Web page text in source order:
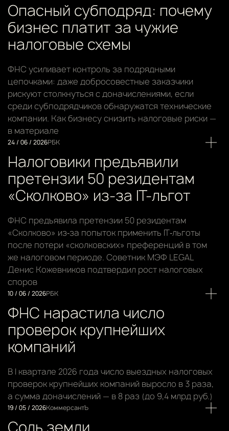
Опасный субподряд: почему
бизнес платит за чужие
налоговые схемы
ФНС усиливает контроль за подрядными
цепочками: даже добросовестные заказчики
рискуют столкнуться с доначислениями, если
среди субподрядчиков обнаружатся технические
компании. Как бизнесу снизить налоговые риски —
в материале
24 / 06 / 2026РБК
Налоговики предъявили
претензии 50 резидентам
«Сколково» из-за IT-льгот
ФНС предъявила претензии 50 резидентам
«Сколково» из‑за попыток применить IT‑льготы
после потери «сколковских» преференций в том
же налоговом периоде. Советник МЭФ LEGAL
Денис Кожевников подтвердил рост налоговых
споров
10 / 06 / 2026РБК
ФНС нарастила число
проверок крупнейших
компаний
В I квартале 2026 года число выездных налоговых
проверок крупнейших компаний выросло в 3 раза,
а сумма доначислений — в 8 раз (до 9,4 млрд руб.)
19 / 05 / 2026КоммерсантЪ